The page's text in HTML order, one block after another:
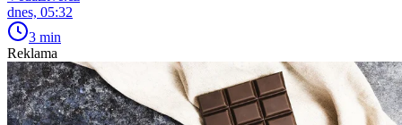
dnes, 05:32
3 min
Reklama